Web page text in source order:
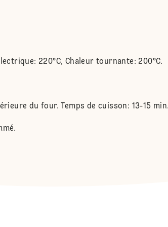
220°C, Chaleur tournante: 200°C.
du four. Temps de cuisson: 13-15